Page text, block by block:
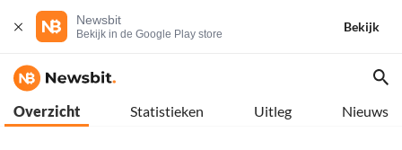
Newsbit
Bekijk in de Google Play store
Bekijk
Overzicht Statistieken Uitleg Nieuws